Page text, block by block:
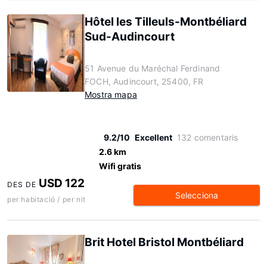
Hôtel les Tilleuls-Montbéliard
Sud-Audincourt
51 Avenue du Maréchal Ferdinand
FOCH, Audincourt, 25400, FR
Mostra mapa
9.2/10 Excellent 132 comentaris
2.6 km
Wifi gratis
DES DE USD 122
per habitació / per nit Selecciona
Brit Hotel Bristol Montbéliard